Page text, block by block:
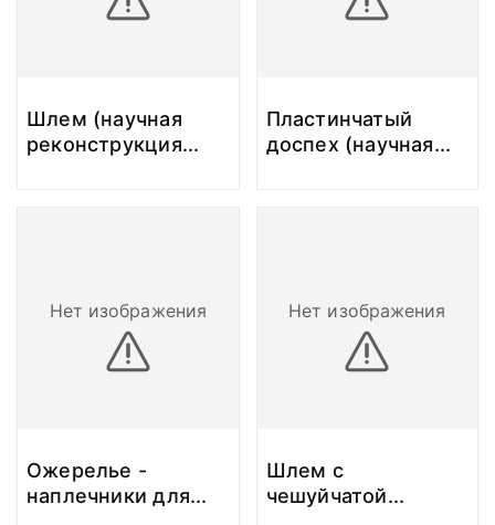
Шлем (научная
реконструкция...
Пластинчатый
доспех (научная...
Нет изображения
Ожерелье -
наплечники для...
Нет изображения
Шлем с
чешуйчатой...